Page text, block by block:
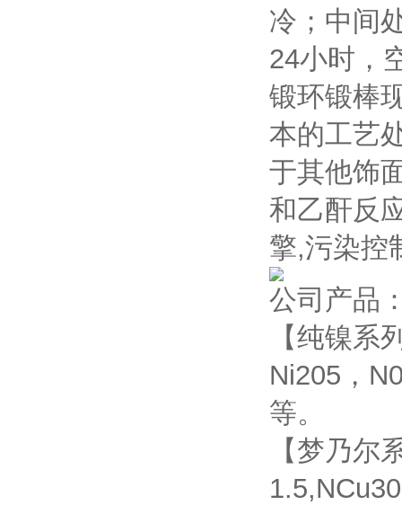
冷；中间
24小时，
锻环锻棒
本的工艺
于其他饰
和乙酐反
擎,污染控
公司产品
【纯镍系
Ni205，
等。
【梦乃尔